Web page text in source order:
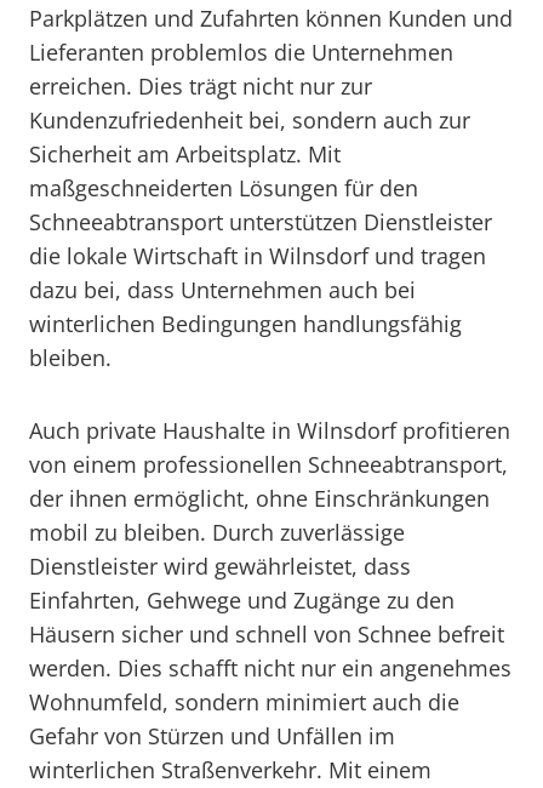
Parkplätzen und Zufahrten können Kunden und
Lieferanten problemlos die Unternehmen
erreichen. Dies trägt nicht nur zur
Kundenzufriedenheit bei, sondern auch zur
Sicherheit am Arbeitsplatz. Mit
maßgeschneiderten Lösungen für den
Schneeabtransport unterstützen Dienstleister
die lokale Wirtschaft in Wilnsdorf und tragen
dazu bei, dass Unternehmen auch bei
winterlichen Bedingungen handlungsfähig
bleiben.
Auch private Haushalte in Wilnsdorf profitieren
von einem professionellen Schneeabtransport,
der ihnen ermöglicht, ohne Einschränkungen
mobil zu bleiben. Durch zuverlässige
Dienstleister wird gewährleistet, dass
Einfahrten, Gehwege und Zugänge zu den
Häusern sicher und schnell von Schnee befreit
werden. Dies schafft nicht nur ein angenehmes
Wohnumfeld, sondern minimiert auch die
Gefahr von Stürzen und Unfällen im
winterlichen Straßenverkehr. Mit einem